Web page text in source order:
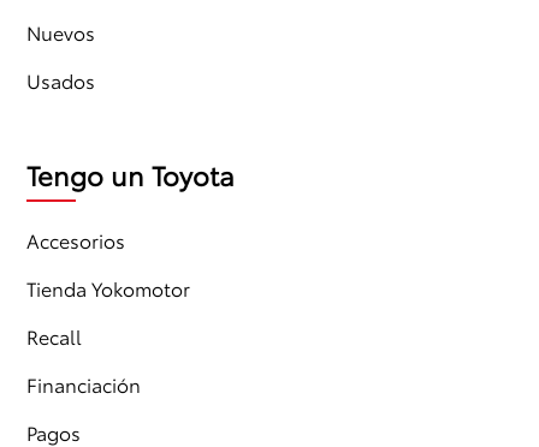
Nuevos
Usados
Tengo un Toyota
Accesorios
Tienda Yokomotor
Recall
Financiación
Pagos